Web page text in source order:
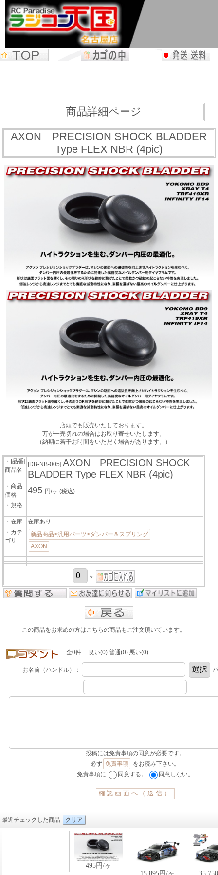
商品詳細ページ
AXON PRECISION SHOCK BLADDER
Type FLEX NBR (4pic)
店頭でも販売いたしております。
万が一売切れの場合はお取り寄せいたします。
（納期に若干お時間をいただく場合があります。）
・[品番]
商品名
[DB-NB-005]AXON PRECISION SHOCK
BLADDER Type FLEX NBR (4pic)
・商品
価格
495 円/ヶ(税込)
・規格
・在庫
在庫あり
・カテ
ゴリ
新品商品>汎用パーツ>ダンパー＆スプリング
AXON
ヶ
この商品をお求めの方はこちらの商品もご注文頂いています。
全0件 良い(0) 普通(0) 悪い(0)
お名前（ハンドル）：
投稿には免責事項の同意が必要です。
必ず 免責事項
をお読み下さい。
免責事項に
同意する。 同意しない。
最近チェックした商品 クリア